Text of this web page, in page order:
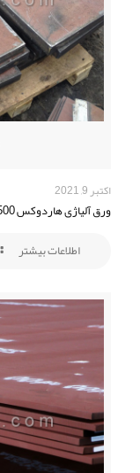
اکتبر 9, 2021
ورق آلیاژی هاردوکس 500
اطلاعات بیشتر